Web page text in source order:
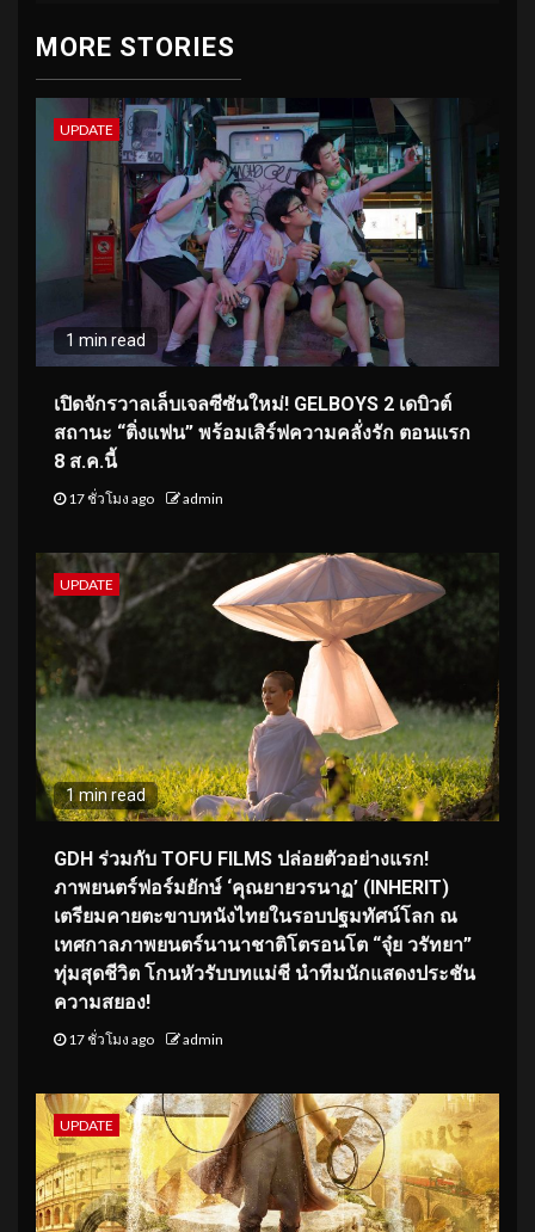
MORE STORIES
UPDATE
1 min read
เปิดจักรวาลเล็บเจลซีซันใหม่! GELBOYS 2 เดบิวต์
สถานะ “ติ่งแฟน” พร้อมเสิร์ฟความคลั่งรัก ตอนแรก
8 ส.ค.นี้
17 ชั่วโมง ago admin
UPDATE
1 min read
GDH ร่วมกับ TOFU FILMS ปล่อยตัวอย่างแรก!
ภาพยนตร์ฟอร์มยักษ์ ‘คุณยายวรนาฏ’ (INHERIT)
เตรียมคายตะขาบหนังไทยในรอบปฐมทัศน์โลก ณ
เทศกาลภาพยนตร์นานาชาติโตรอนโต “จุ๋ย วรัทยา”
ทุ่มสุดชีวิต โกนหัวรับบทแม่ชี นำทีมนักแสดงประชัน
ความสยอง!
17 ชั่วโมง ago admin
UPDATE